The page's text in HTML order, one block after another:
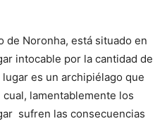
de Noronha, está situado en
intocable por la cantidad de
es un archipiélago que
lamentablemente los
sufren las consecuencias